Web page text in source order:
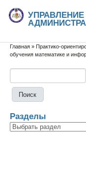
Вы здесь
Главная » Практико-
обучения математике и
Разделы